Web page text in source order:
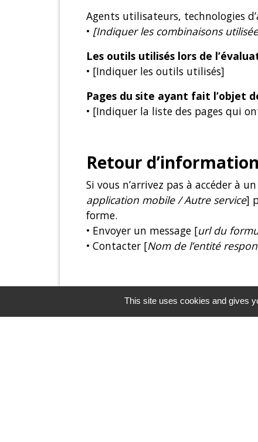
Agents utilisateurs, technologies
• [Indiquer les combinaisons
Les outils utilisés lors de
• [Indiquer les outils utilisés]
Pages du site ayant fait l’objet
• [Indiquer la liste des pages qui
Retour
Si vous n’arrivez pas à accéder à
application mobile / Autre service]
forme.
• Envoyer un message [url du
• Contacter [Nom de l’entité
Voies de recours
Cette procédure est à utiliser dans
This site uses cookies and gives